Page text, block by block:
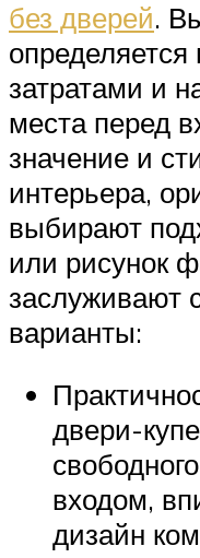
без дверей.
затратами и
места перед
значение и
интерьера,
выбирают
или рисунок
заслуживают
варианты:
двери-
входом,
дизайн